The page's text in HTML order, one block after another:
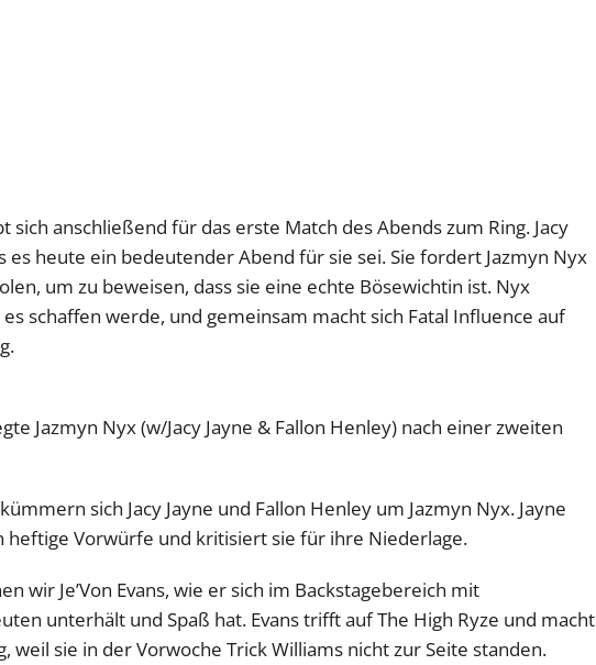
sich anschließend für das erste Match des Abends zum Ring. Jacy
es heute ein bedeutender Abend für sie sei. Sie fordert Jazmyn Nyx
um zu beweisen, dass sie eine echte Bösewichtin ist. Nyx
schaffen werde, und gemeinsam macht sich Fatal Influence auf
Jazmyn Nyx (w/Jacy Jayne & Fallon Henley) nach einer zweiten
sich Jacy Jayne und Fallon Henley um Jazmyn Nyx. Jayne
heftige Vorwürfe und kritisiert sie für ihre Niederlage.
wir Je’Von Evans, wie er sich im Backstagebereich mit
unterhält und Spaß hat. Evans trifft auf The High Ryze und macht
weil sie in der Vorwoche Trick Williams nicht zur Seite standen.